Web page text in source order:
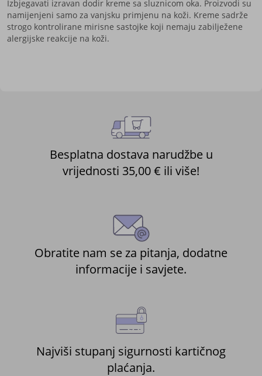
Izbjegavati izravan dodir kreme sa sluznicom oka. Proizvodi su
namijenjeni samo za vanjsku primjenu na koži. Kreme sadrže
strogo kontrolirane mirisne sastojke koji nemaju zabilježene
alergijske reakcije na koži.
Besplatna dostava narudžbe u
vrijednosti 35,00 € ili više!
Obratite nam se za pitanja, dodatne
informacije i savjete.
Najviši stupanj sigurnosti kartičnog
plaćanja.